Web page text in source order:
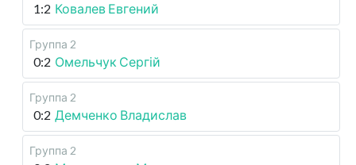
1:2 Ковалев Евгений
Группа 2
0:2 Омельчук Сергій
Группа 2
0:2 Демченко Владислав
Группа 2